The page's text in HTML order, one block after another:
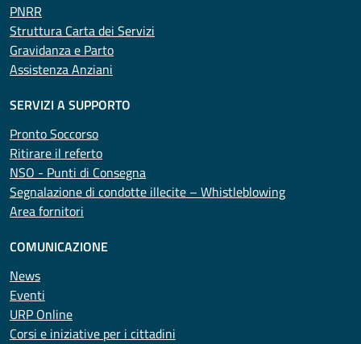
PNRR
Struttura Carta dei Servizi
Gravidanza e Parto
Assistenza Anziani
SERVIZI A SUPPORTO
Pronto Soccorso
Ritirare il referto
NSO - Punti di Consegna
Segnalazione di condotte illecite – Whistleblowing
Area fornitori
COMUNICAZIONE
News
Eventi
URP Online
Corsi e iniziative per i cittadini